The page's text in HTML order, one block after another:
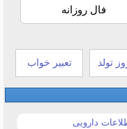
فال روزانه
تولد تعبیر خواب
دارویی